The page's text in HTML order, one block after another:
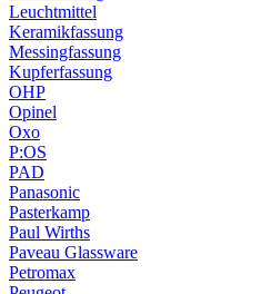
Leuchtmittel
Keramikfassung
Messingfassung
Kupferfassung
OHP
Opinel
Oxo
P:OS
PAD
Panasonic
Pasterkamp
Paul Wirths
Paveau Glassware
Petromax